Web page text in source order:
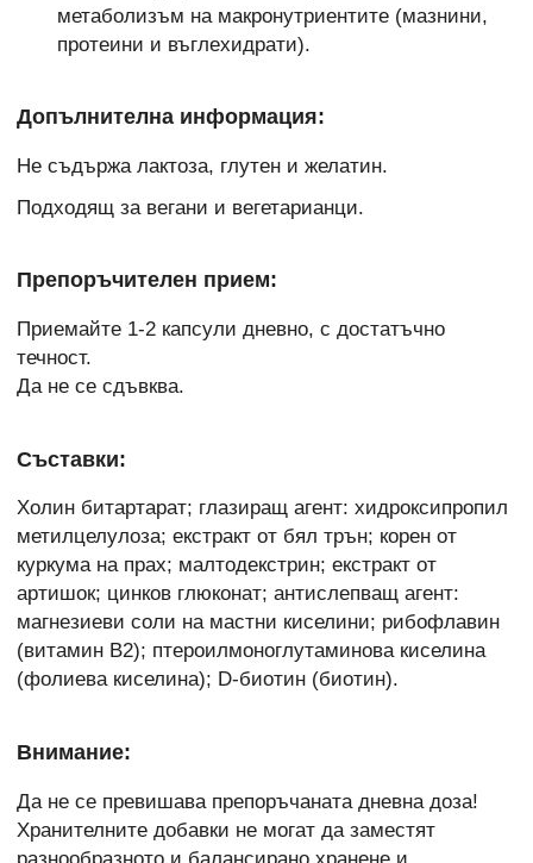
метаболизъм на макронутриентите (мазнини,
протеини и въглехидрати).
Допълнителна информация:
Не съдържа лактоза, глутен и желатин.
Подходящ за вегани и вегетарианци.
Препоръчителен прием:
Приемайте 1-2 капсули дневно, с достатъчно
течност.
Да не се сдъвква.
Съставки:
Холин битартарат; глазиращ агент: хидроксипропил
метилцелулоза; екстракт от бял трън; корен от
куркума на прах; малтодекстрин; екстракт от
артишок; цинков глюконат; антислепващ агент:
магнезиеви соли на мастни киселини; рибофлавин
(витамин B2); птероилмоноглутаминова киселина
(фолиева киселина); D-биотин (биотин).
Внимание:
Да не се превишава препоръчаната дневна доза!
Хранителните добавки не могат да заместят